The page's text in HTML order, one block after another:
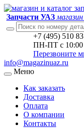
Запчасти УАЗ
+7 (495) 510 83
ПН-ПТ с 10:00
Перезвоните
info@magazinuaz.ru
Меню
Как заказать
Доставка
Оплата
О компании
Контакты